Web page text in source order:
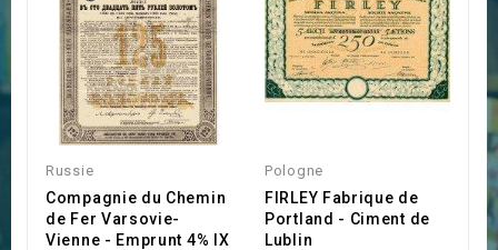
Russie
Compagnie du Chemin
de Fer Varsovie-
Vienne - Emprunt 4% IX
Pologne
FIRLEY Fabrique de
Portland - Ciment de
Lublin